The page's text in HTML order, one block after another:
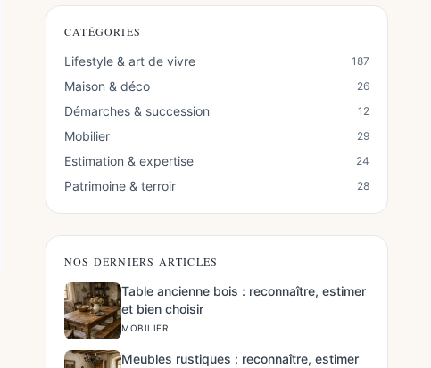
CATÉGORIES
Lifestyle & art de vivre 187
Maison & déco 26
Démarches & succession 12
Mobilier 29
Estimation & expertise 24
Patrimoine & terroir 28
NOS DERNIERS ARTICLES
Table ancienne bois : reconnaître, estimer
et bien choisir
MOBILIER
Meubles rustiques : reconnaître, estimer